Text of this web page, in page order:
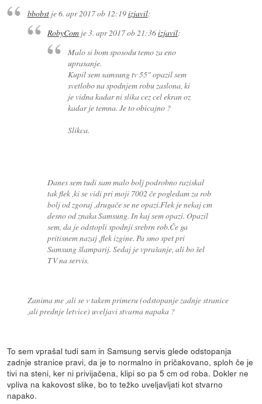
bbobstje6. apr 2017 ob 12:19izjavil:
RobyCom je3. apr 2017 ob 21:36izjavil:
Malo si bom sposodu temo za eno
uprasanje.
Kupil sem samsung tv 55" opazil sem
svetlobo na spodnjem robu zaslona, ki
je vidna kadar ni slika cez cel ekran oz
kadar je temna. Je to obicajno ?
Slikca.
Danes sem tudi sam malo bolj podrobno raziskal
tak flek ,ki se vidi pri moji 7002 če pogledam za rob
bolj od zgoraj ,drugače se ne opazi.Flek je nekaj cm
desno od znaka Samsung. In kaj sem opazi. Opazil
sem, da je odstopli spodnji srebrn rob.Če ga
pritisnem nazaj ,flek izgine. Pa smo spet pri
Samsung šlamparij. Sedaj je vprašanje, ali bo šel
TV na servis.
Zanima me ,ali se v takem primeru (odstopanje zadnje stranice
,ali prednje letvice) uveljavi stvarna napaka ?
To sem vprašal tudi sam in Samsung servis glede odstopanja
zadnje stranice pravi, da je to normalno in pričakovano, sploh če je
tivi na steni, ker ni privijačena, klipi so pa 5 cm od roba. Dokler ne
vpliva na kakovost slike, bo to težko uveljavljati kot stvarno
napako.